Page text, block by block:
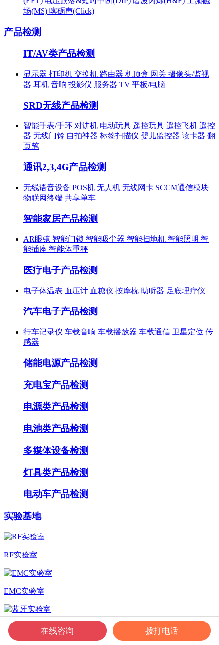
场(MS) 喀砺声(Click)
产品检测
IT/AV类产品检测
显示器 打印机 交换机 路由器 机顶盒 网关 摄像头/监视
器 耳机 音响 投影仪 服务器 TV 平板/电脑
SRD无线产品检测
智能手表/手环 对讲机 电动玩具 遥控玩具 遥控飞机 遥控
器 无线门铃 自拍神器 标签扫描仪 婴儿监控器 读卡器 翻
页笔
通讯2,3,4G产品检测
无线语音设备 POS机 无人机 无线网卡 SCCM通信模块
物联网终端 共享单车
智能家居产品检测
AR眼镜 智能门锁 智能吸尘器 智能扫地机 智能照明 智
能插座 智能体重秤
医疗电子产品检测
电子体温表 血压计 血糖仪 按摩枕 助听器 足底理疗仪
汽车电子产品检测
行车记录仪 车载音响 车载播放器 车载通信 卫星定位 传
感器
储能电源产品检测
充电宝产品检测
电源类产品检测
电池类产品检测
多媒体设备检测
灯具类产品检测
电动车产品检测
实验基地
RF实验室
EMC实验室
蓝牙实验室在线咨询 拨打电话